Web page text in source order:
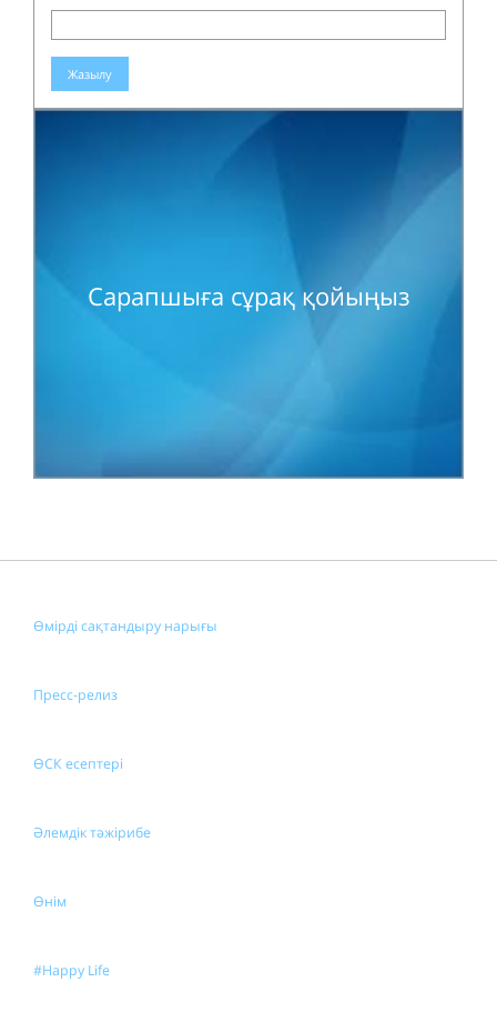
Жазылу
Сарапшыға сұрақ қойыңыз
Өмірді сақтандыру нарығы
Пресс-релиз
ӨСК есептері
Әлемдік тәжірибе
Өнім
#Happy Life